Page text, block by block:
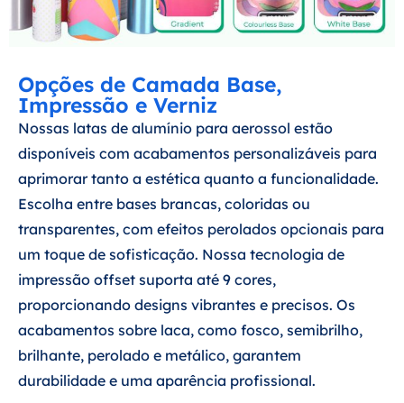
Opções de Camada Base,
Impressão e Verniz
Nossas latas de alumínio para aerossol estão
disponíveis com acabamentos personalizáveis para
aprimorar tanto a estética quanto a funcionalidade.
Escolha entre bases brancas, coloridas ou
transparentes, com efeitos perolados opcionais para
um toque de sofisticação. Nossa tecnologia de
impressão offset suporta até 9 cores,
proporcionando designs vibrantes e precisos. Os
acabamentos sobre laca, como fosco, semibrilho,
brilhante, perolado e metálico, garantem
durabilidade e uma aparência profissional.